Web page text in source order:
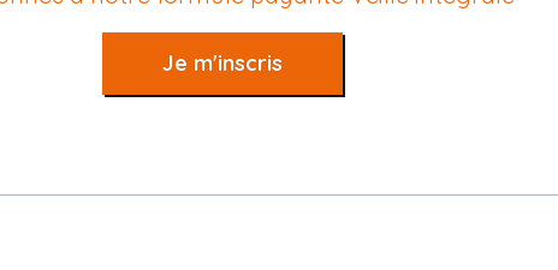
Je m'inscris